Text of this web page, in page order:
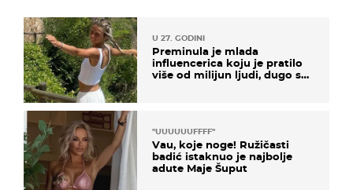
U 27. GODINI
Preminula je mlada
influencerica koju je pratilo
više od milijun ljudi, dugo se
"UUUUUUFFFF"
Vau, koje noge! Ružičasti
badić istaknuo je najbolje
adute Maje Šuput